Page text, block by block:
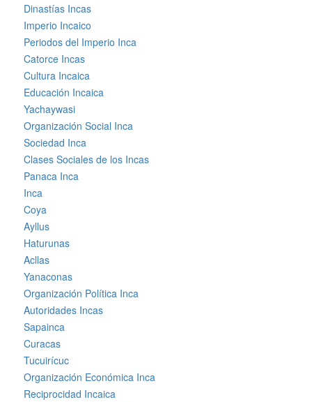
Dinastías Incas
Imperio Incaico
Periodos del Imperio Inca
Catorce Incas
Cultura Incaica
Educación Incaica
Yachaywasi
Organización Social Inca
Sociedad Inca
Clases Sociales de los Incas
Panaca Inca
Inca
Coya
Ayllus
Haturunas
Acllas
Yanaconas
Organización Política Inca
Autoridades Incas
Sapainca
Curacas
Tucuirícuc
Organización Económica Inca
Reciprocidad Incaica